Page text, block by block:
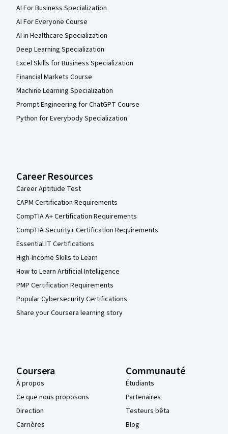
AI For Business Specialization
AI For Everyone Course
AI in Healthcare Specialization
Deep Learning Specialization
Excel Skills for Business Specialization
Financial Markets Course
Machine Learning Specialization
Prompt Engineering for ChatGPT Course
Python for Everybody Specialization
Career Resources
Career Aptitude Test
CAPM Certification Requirements
CompTIA A+ Certification Requirements
CompTIA Security+ Certification Requirements
Essential IT Certifications
High-Income Skills to Learn
How to Learn Artificial Intelligence
PMP Certification Requirements
Popular Cybersecurity Certifications
Share your Coursera learning story
Coursera
À propos
Ce que nous proposons
Direction
Carrières
Communauté
Étudiants
Partenaires
Testeurs bêta
Blog